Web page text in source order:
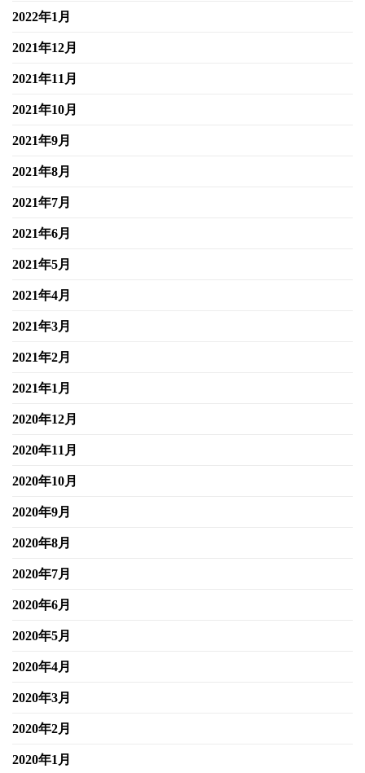
2022年1月
2021年12月
2021年11月
2021年10月
2021年9月
2021年8月
2021年7月
2021年6月
2021年5月
2021年4月
2021年3月
2021年2月
2021年1月
2020年12月
2020年11月
2020年10月
2020年9月
2020年8月
2020年7月
2020年6月
2020年5月
2020年4月
2020年3月
2020年2月
2020年1月